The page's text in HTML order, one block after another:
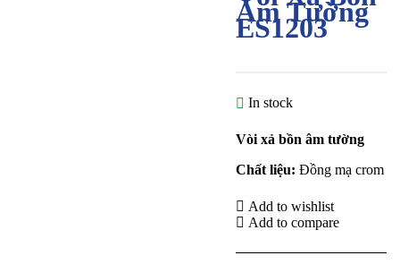
Âm Tường
ES1203
In stock
Vòi xả bồn âm tường
Chất liệu: Đồng mạ crom
Add to wishlist
Add to compare